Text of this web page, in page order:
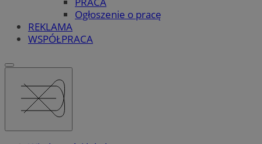
Ogłoszenie o pracę
REKLAMA
WSPÓŁPRACA